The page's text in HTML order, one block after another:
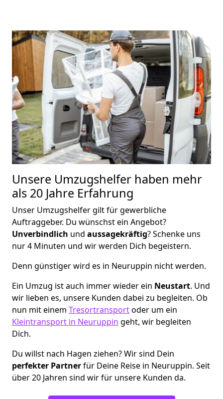
Unsere Umzugshelfer haben mehr
als 20 Jahre Erfahrung
Unser Umzugshelfer gilt für gewerbliche
Auftraggeber. Du wünschst ein Angebot?
Unverbindlich und aussagekräftig? Schenke uns
nur 4 Minuten und wir werden Dich begeistern.
Denn günstiger wird es in Neuruppin nicht werden.
Ein Umzug ist auch immer wieder ein Neustart. Und
wir lieben es, unsere Kunden dabei zu begleiten. Ob
nun mit einem Tresortransportoder um ein
Kleintransport in Neuruppin geht, wir begleiten
Dich.
Du willst nach Hagen ziehen? Wir sind Dein
perfekter Partnerfür Deine Reise in Neuruppin. Seit
über 20 Jahren sind wir für unsere Kunden da.